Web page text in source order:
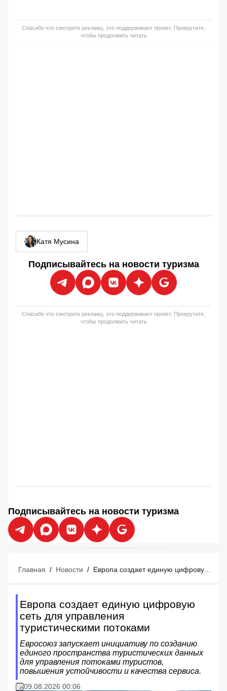
Спасибо что смотрите рекламу, это поддерживает проект. Прокрутите,
чтобы продолжить читать
Катя Мусина
Подписывайтесь на новости туризма
Спасибо что смотрите рекламу, это поддерживает проект. Прокрутите,
чтобы продолжить читать
Подписывайтесь на новости туризма
Главная / Новости / Европа создает единую цифровую сеть для управления туристическими потоками
Европа создает единую цифровую
сеть для управления
туристическими потоками
Евросоюз запускает инициативу по созданию
единого пространства туристических данных
для управления потоками туристов,
повышения устойчивости и качества сервиса.
09.08.2026 00:06